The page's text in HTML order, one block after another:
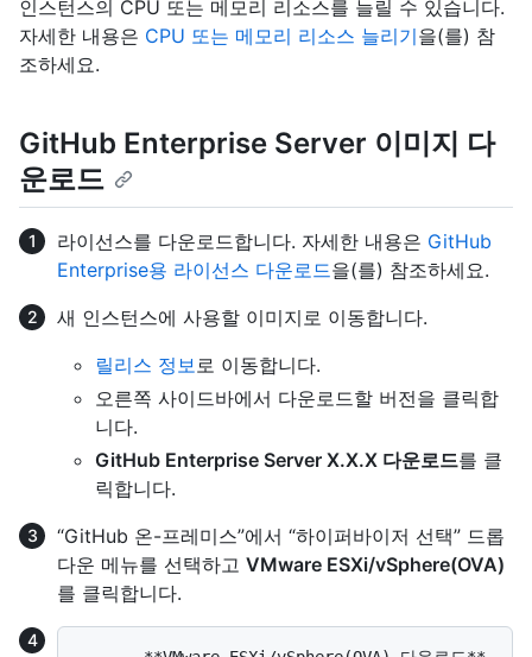
인스턴스의 CPU 또는 메모리 리소스를 늘릴 수 있습니다.
자세한 내용은 CPU 또는 메모리 리소스 늘리기을(를) 참
조하세요.
GitHub Enterprise Server 이미지 다
운로드
라이선스를 다운로드합니다. 자세한 내용은 GitHub
Enterprise용 라이선스 다운로드을(를) 참조하세요.
새 인스턴스에 사용할 이미지로 이동합니다.
릴리스 정보 로 이동합니다.
오른쪽 사이드바에서 다운로드할 버전을 클릭합
니다.
GitHub Enterprise Server X.X.X 다운로드를 클
릭합니다.
“GitHub 온-프레미스”에서 “하이퍼바이저 선택” 드롭
다운 메뉴를 선택하고 VMware ESXi/vSphere(OVA)
를 클릭합니다.